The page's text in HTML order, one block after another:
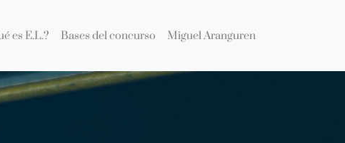
es E.L.? Bases del concurso Miguel Aranguren